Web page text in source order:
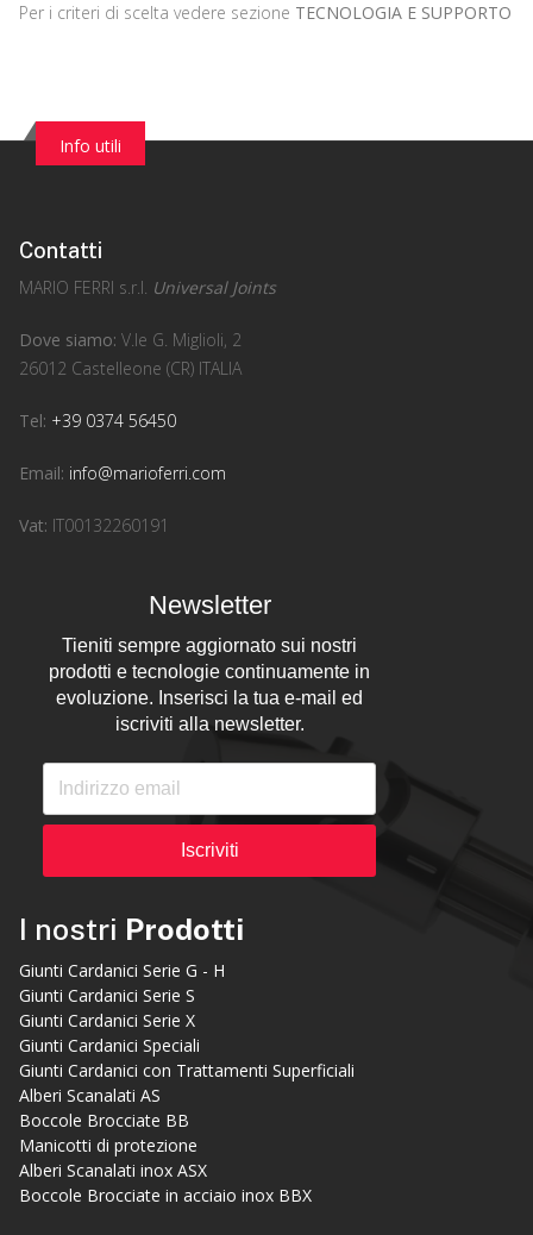
Per i criteri di scelta vedere sezione TECNOLOGIA E SUPPORTO
Info utili
Contatti
MARIO FERRI s.r.l. Universal Joints
Dove siamo: V.le G. Miglioli, 2
26012 Castelleone (CR) ITALIA
Tel: +39 0374 56450
Email: info@marioferri.com
Vat: IT00132260191
Newsletter
Tieniti sempre aggiornato sui nostri
prodotti e tecnologie continuamente in
evoluzione. Inserisci la tua e-mail ed
iscriviti alla newsletter.
Iscriviti
I nostri Prodotti
Giunti Cardanici Serie G - H
Giunti Cardanici Serie S
Giunti Cardanici Serie X
Giunti Cardanici Speciali
Giunti Cardanici con Trattamenti Superficiali
Alberi Scanalati AS
Boccole Brocciate BB
Manicotti di protezione
Alberi Scanalati inox ASX
Boccole Brocciate in acciaio inox BBX